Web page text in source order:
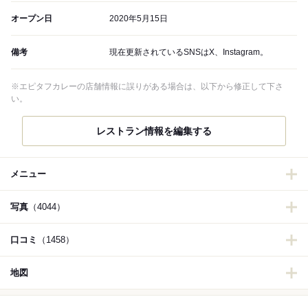
オープン日 2020年5月15日
備考 現在更新されているSNSはX、Instagram。
※エピタフカレーの店舗情報に誤りがある場合は、以下から修正して下さ
い。
レストラン情報を編集する
メニュー
写真 （4044）
口コミ （1458）
地図